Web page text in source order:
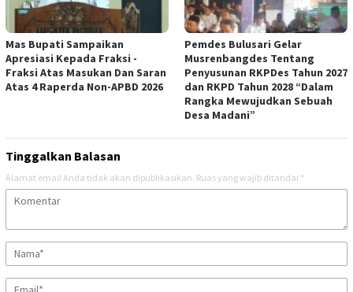
Mas Bupati Sampaikan
Apresiasi Kepada Fraksi -
Fraksi Atas Masukan Dan Saran
Atas 4 Raperda Non-APBD 2026
Pemdes Bulusari Gelar
Musrenbangdes Tentang
Penyusunan RKPDes Tahun 2027
dan RKPD Tahun 2028 “Dalam
Rangka Mewujudkan Sebuah
Desa Madani”
Tinggalkan Balasan
Alamat email Anda tidak akan dipublikasikan. Ruas yang wajib ditandai *